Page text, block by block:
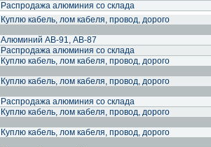
Распродажа алюминия со склада
Куплю кабель, лом кабеля, провод, дoрого
Алюминий АВ-91, АВ-87
Распродажа алюминия со склада
Куплю кабель, лом кабеля, провод, дoрого
Куплю кабель, лом кабеля, провод, дoрого
Распродажа алюминия со склада
Куплю кабель, лом кабеля, провод, дoрого
Куплю кабель, лом кабеля, провод, дoрого